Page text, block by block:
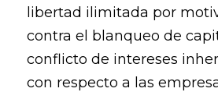
libertad ilimitada por
contra el blanqueo de
conflicto de intereses
con respecto a las